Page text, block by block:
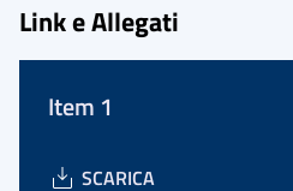
Link e Allegati
Item 1
SCARICA